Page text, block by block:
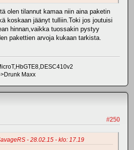
olen tilannut kamaa niin aina paketin
koskaan jäänyt tulliin.Toki jos joutuisi
hinnan,vaikka tuossakin pystyy
pakettien arvoja kukaan tarkista.
Maxx
#250
- 28.02.15 - klo: 17.19